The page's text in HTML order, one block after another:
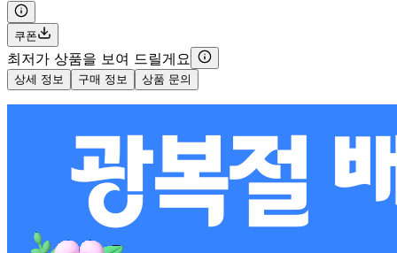
쿠폰
최저가 상품을 보여 드릴게요
상세 정보 구매 정보 상품 문의